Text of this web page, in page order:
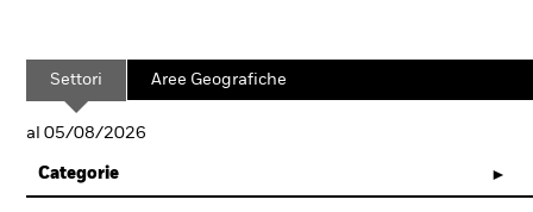
Settori Aree Geografiche
al 05/08/2026
Categorie